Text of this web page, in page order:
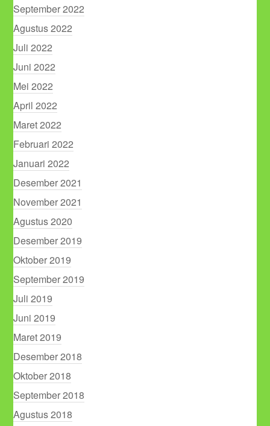
September 2022
Agustus 2022
Juli 2022
Juni 2022
Mei 2022
April 2022
Maret 2022
Februari 2022
Januari 2022
Desember 2021
November 2021
Agustus 2020
Desember 2019
Oktober 2019
September 2019
Juli 2019
Juni 2019
Maret 2019
Desember 2018
Oktober 2018
September 2018
Agustus 2018